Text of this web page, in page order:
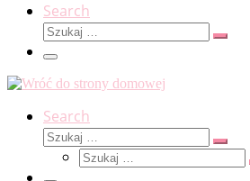
Search
Szukaj
Szukaj
Menu
Search
Szukaj
Szukaj
Szukaj